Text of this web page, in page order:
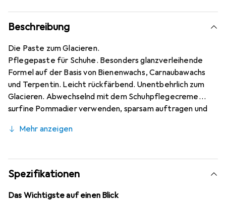
Beschreibung
Die Paste zum Glacieren.
Pflegepaste für Schuhe. Besonders glanzverleihende
Formel auf der Basis von Bienenwachs, Carnaubawachs
und Terpentin. Leicht rückfärbend. Unentbehrlich zum
Glacieren. Abwechselnd mit dem Schuhpflegecreme
surfine Pommadier verwenden, sparsam auftragen und
Wachsen ist, die auf die Dauer das Leder verstopfen und
der Falten führen kann.
Mehr anzeigen
Spezifikationen
Das Wichtigste auf einen Blick